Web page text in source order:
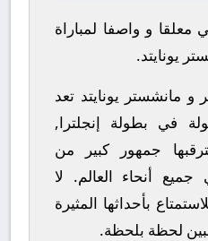
معلقا و واصفا لمباراة
يونايتد.
و مانشستر يونايتد تعد
في بطولة إنجلترا,
جمهور كبير من
أنحاء العالم.
لا
بأحداثها المثيرة
لحظة بلحظة.